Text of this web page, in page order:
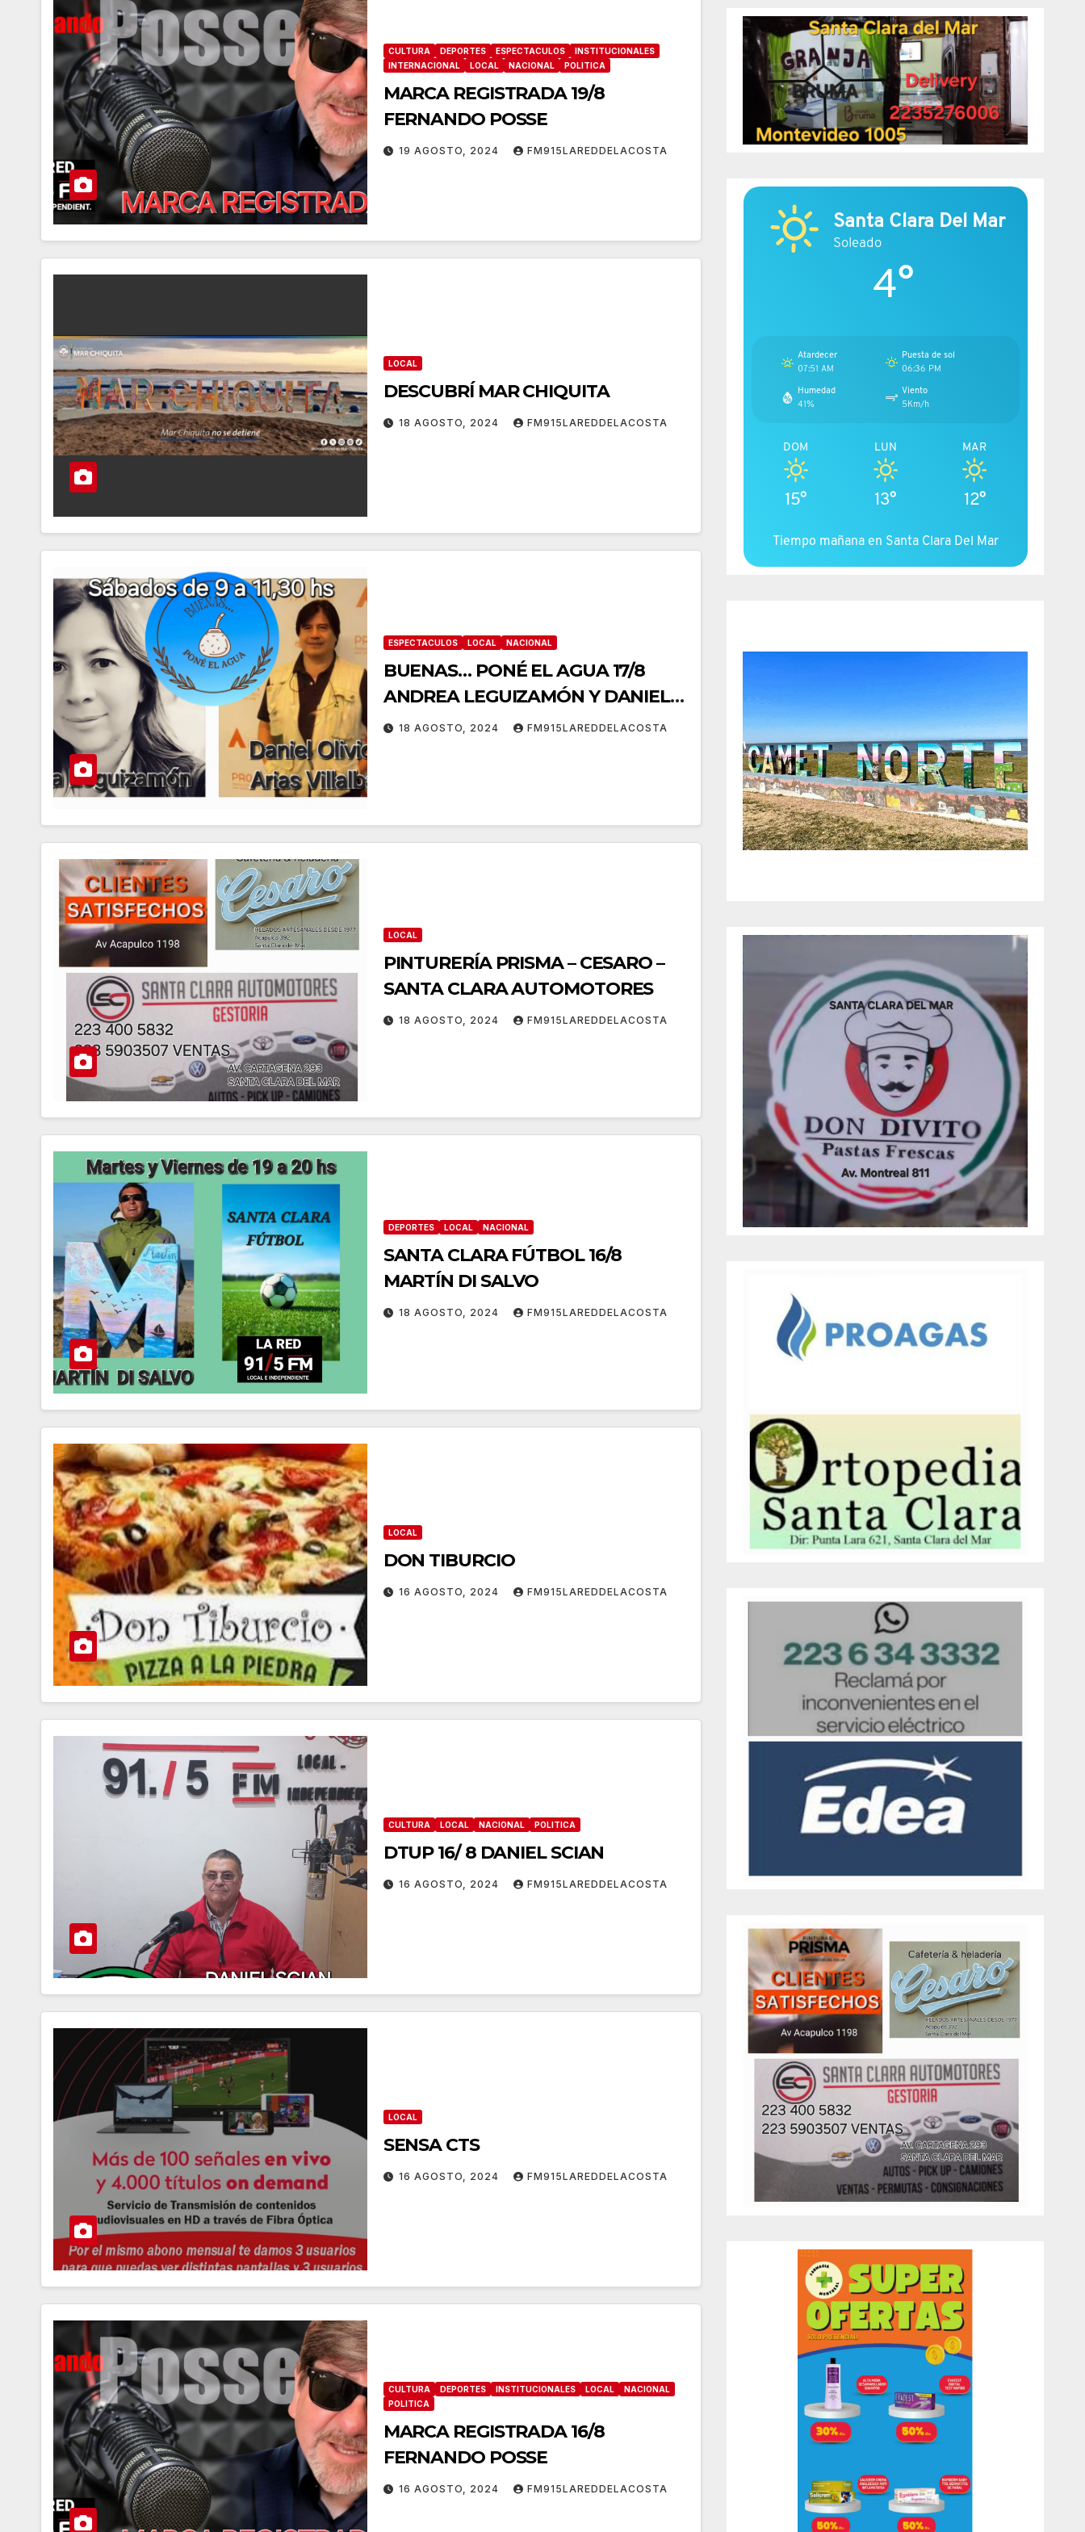
CULTURA DEPORTES ESPECTACULOS
INSTITUCIONALES
INTERNACIONAL
LOCAL NACIONAL POLITICA
MARCA REGISTRADA 19/8
FERNANDO POSSE
19 AGOSTO, 2024 FM915LAREDDELACOSTA
LOCAL
DESCUBRÍ MAR CHIQUITA
18 AGOSTO, 2024 FM915LAREDDELACOSTA
ESPECTACULOS LOCAL NACIONAL
BUENAS… PONÉ EL AGUA 17/8
ANDREA LEGUIZAMÓN Y DANIEL
OLIVIO ARIAS VILLALBA
18 AGOSTO, 2024 FM915LAREDDELACOSTA
LOCAL
PINTURERÍA PRISMA – CESARO –
SANTA CLARA AUTOMOTORES
18 AGOSTO, 2024 FM915LAREDDELACOSTA
DEPORTES LOCAL NACIONAL
SANTA CLARA FÚTBOL 16/8
MARTÍN DI SALVO
18 AGOSTO, 2024 FM915LAREDDELACOSTA
LOCAL
DON TIBURCIO
16 AGOSTO, 2024 FM915LAREDDELACOSTA
CULTURA LOCAL NACIONAL POLITICA
DTUP 16/ 8 DANIEL SCIAN
16 AGOSTO, 2024 FM915LAREDDELACOSTA
LOCAL
SENSA CTS
16 AGOSTO, 2024 FM915LAREDDELACOSTA
CULTURA DEPORTES INSTITUCIONALES LOCAL
NACIONAL
POLITICA
MARCA REGISTRADA 16/8
FERNANDO POSSE
16 AGOSTO, 2024 FM915LAREDDELACOSTA
Santa Clara Del Mar
Soleado
4°
Atardecer
07:51 AM
Puesta de sol
06:36 PM
Humedad
41%
Viento
5Km/h
DOM
15°
LUN
13°
MAR
12°
Tiempo mañana en Santa Clara Del Mar